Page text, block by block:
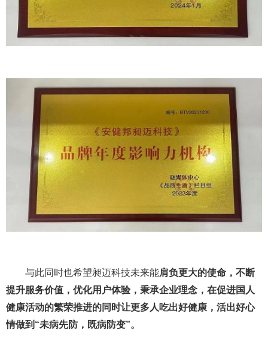
与此同时也希望昶迈科技未来能肩负更大的使命，不断
提升服务价值，优化用户体验，秉承企业理念，在促进国人
健康活动的繁荣推进的同时让更多人吃出好健康，活出好心
情做到“未病先防，既病防变”。